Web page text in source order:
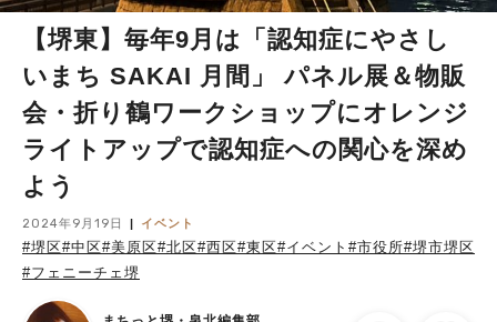
【堺東】毎年9月は「認知症にやさし
いまち SAKAI 月間」 パネル展＆物販
会・折り鶴ワークショップにオレンジ
ライトアップで認知症への関心を深め
よう
2024年9月19日 イベント
#堺区#中区#美原区#北区#西区#東区#イベント #市役所#堺市堺区
#フェニーチェ堺